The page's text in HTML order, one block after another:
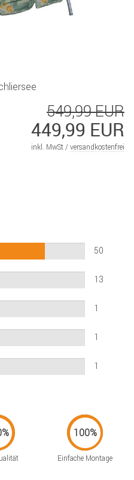
549,99 EUR
449,99 EUR
inkl. MwSt / versandkostenfrei
50
13
1
1
1
Einfache Montage